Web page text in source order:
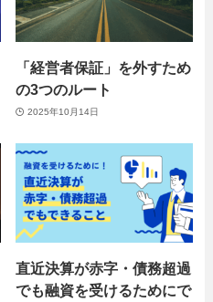
「経営者保証」を外すため
の3つのルート
2025年10月14日
直近決算が赤字・債務超過
でも融資を受けるためにで